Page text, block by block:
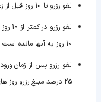
لغو رزرو تا 10 روز قبل از زمان ورود
لغو رزرو در کمتر از 10 روز قبل از زمان ورود
10 روز به آنها مانده است + 25 درصد باقی روز ها
لغو رزرو پس از زمان ورود
25 درصد مبلغ رزرو روز های باقی مانده